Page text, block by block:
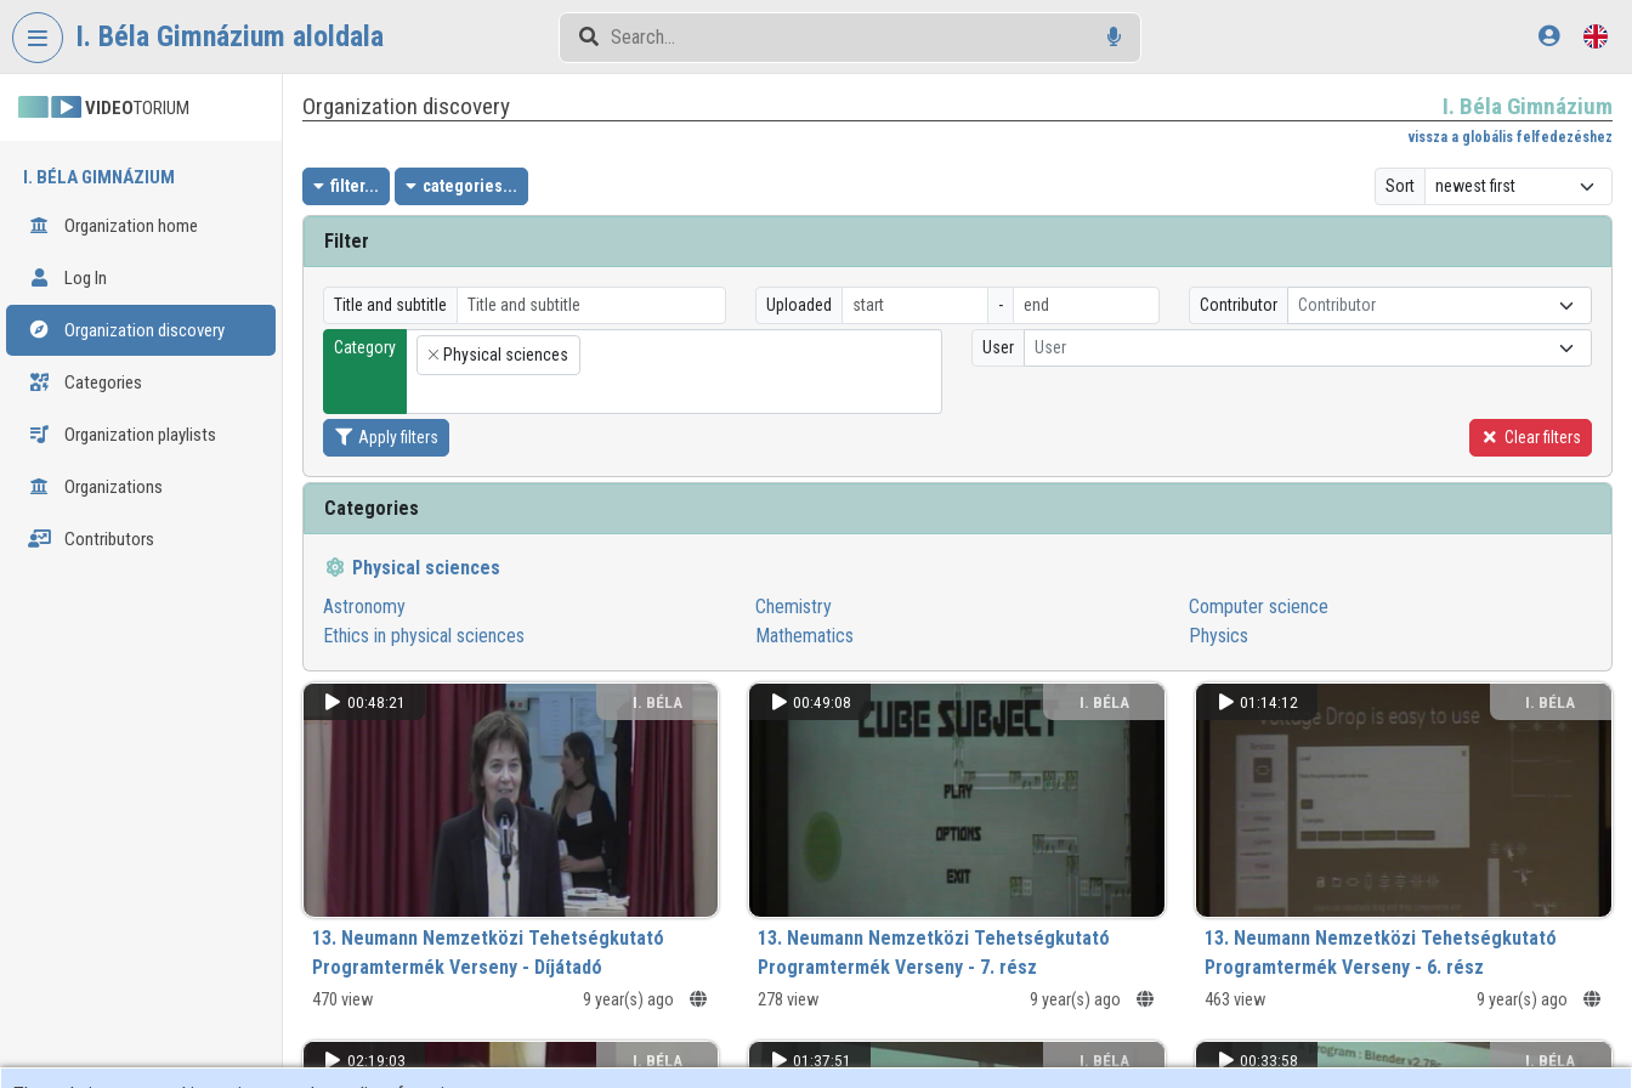
Skip header
I. Béla Gimnázium aloldala
VIDEOTORIUM
I. BÉLA GIMNÁZIUM
Organization home
Log In
Organization discovery
Categories
Organization playlists
Organizations
Contributors
Organization discovery I. Béla Gimnázium
vissza a globális felfedezéshez
filter... categories... Sort
Filter
Title and subtitle Uploaded - Contributor Contributor
Category
×
Physical sciences User User
Apply filters Clear filters
Categories
Physical sciences
Astronomy
Chemistry
Computer science
Ethics in physical sciences
Mathematics Physics
00:48:21
I. BÉLA
GIMNÁZIUM
13. Neumann Nemzetközi Tehetségkutató
Programtermék Verseny - Díjátadó
470 view 9 year(s) ago
00:49:08
I. BÉLA
13. Neumann Nemzetközi Tehetségkutató
Programtermék Verseny - 7. rész
278 view 9 year(s) ago
01:14:12
I. BÉLA
13. Neumann Nemzetközi Tehetségkutató
Programtermék Verseny - 6. rész
463 view 9 year(s) ago
02:19:03
I. BÉLA
01:37:51
I. BÉLA
00:33:58
I. BÉLA